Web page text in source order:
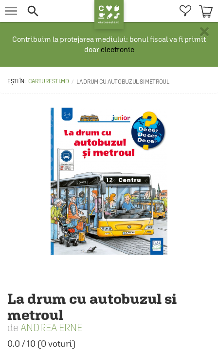
 
×
Contribuim la protejarea mediului: bonul fiscal va fi primit
doar electronic
CARTURESTI.MD LA DRUM CU AUTOBUZUL SI METROUL
La drum cu autobuzul si
metroul
ANDREA ERNE
0.0 /10 (0 voturi)